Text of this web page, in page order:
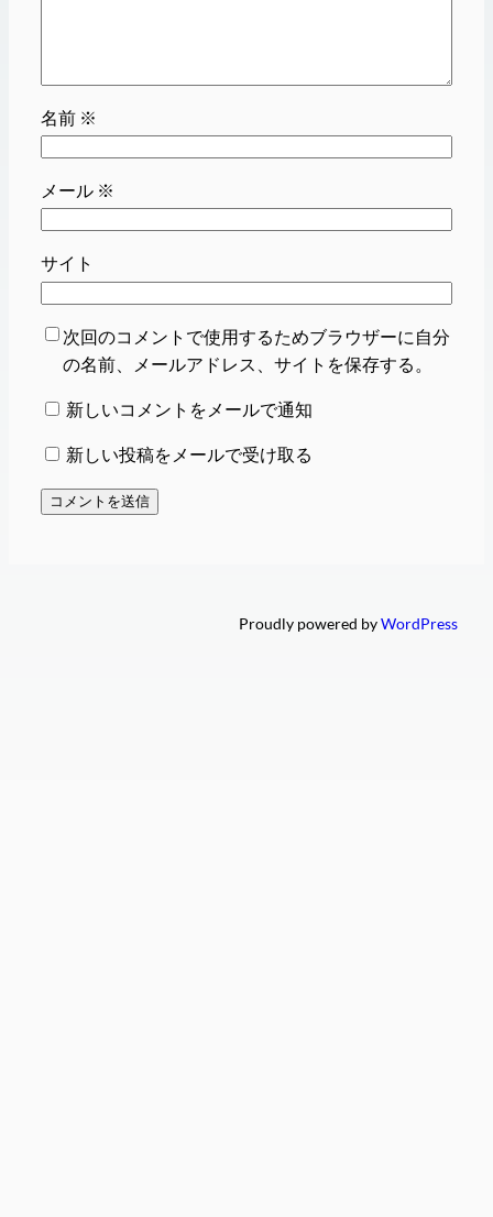
名前 ※
メール ※
サイト
次回のコメントで使用するためブラウザーに自分
の名前、メールアドレス、サイトを保存する。
新しいコメントをメールで通知
新しい投稿をメールで受け取る
Proudly powered byWordPress